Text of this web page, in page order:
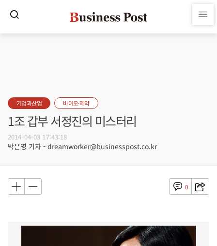
기업과산업 바이오·제약
1조 갑부 서정진의 미스터리
2014-04-03 17:43:18
박은영 기자 - dreamworker@businesspost.co.kr
0